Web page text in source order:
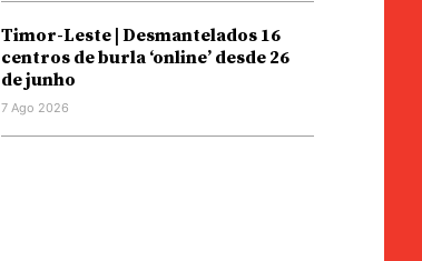
Timor-Leste | Desmantelados 16
centros de burla ‘online’ desde 26
de junho
7 Ago 2026